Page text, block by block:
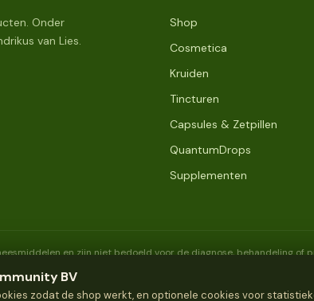
Onder
van Lies.
Shop
Cosmetica
Kruiden
Tincturen
Capsules & Zetpillen
QuantumDrops
Supplementen
en zijn niet bedoeld voor de diagnose, behandeling
BV
zodat de shop werkt, en optionele cookies voor